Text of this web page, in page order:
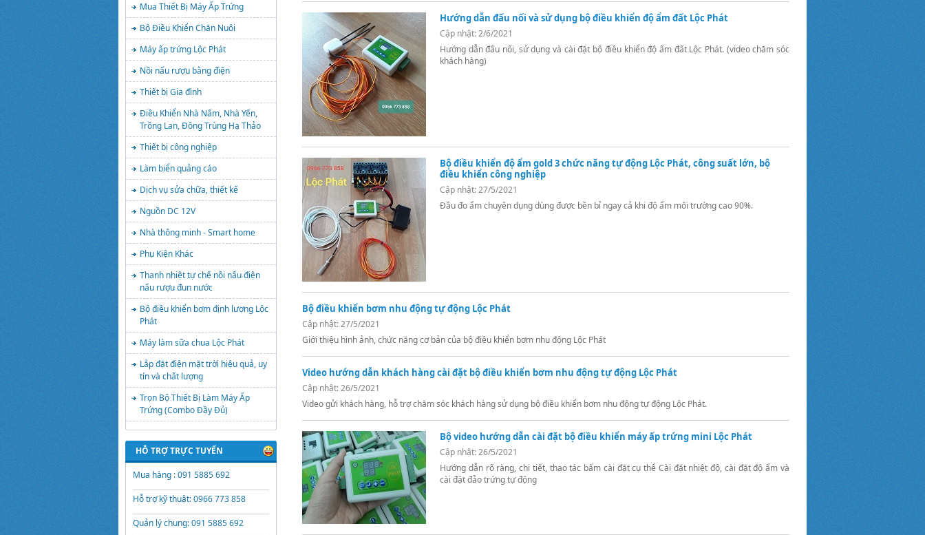
Hướng dẫn đấu nối và sử dụng bộ điều khiển độ ẩm đất Lộc Phát
Cập nhật: 2/6/2021
Hướng dẫn đấu nối, sử dụng và cài đặt bộ điều khiển độ ẩm đất Lộc Phát. (video chăm sóc
khách hàng)
Bộ điều khiển độ ẩm gold 3 chức năng tự động Lộc Phát, công suất lớn, bộ
điều khiển công nghiệp
Cập nhật: 27/5/2021
Đầu đo ẩm chuyên dụng dùng được bền bỉ ngay cả khi độ ẩm môi trường cao 90%.
Bộ điều khiển bơm nhu động tự động Lộc Phát
Cập nhật: 27/5/2021
Giới thiệu hình ảnh, chức năng cơ bản của bộ điều khiển bơm nhu động Lộc Phát
Video hướng dẫn khách hàng cài đặt bộ điều khiển bơm nhu động tự động Lộc Phát
Cập nhật: 26/5/2021
Video gửi khách hàng, hỗ trợ chăm sóc khách hàng sử dụng bộ điều khiển bơm nhu động tự động Lộc Phát.
Bộ video hướng dẫn cài đặt bộ điều khiển máy ấp trứng mini Lộc Phát
Cập nhật: 26/5/2021
Hướng dẫn rõ ràng, chi tiết, thao tác bấm cài đặt cụ thể Cài đặt nhiệt độ, cài đặt độ ẩm và
cài đặt đảo trứng tự động
Mua Thiết Bị Máy Ấp Trứng
Bộ Điều Khiển Chăn Nuôi
Máy ấp trứng Lộc Phát
Nồi nấu rượu bằng điện
Thiết bị Gia đình
Điều Khiển Nhà Nấm, Nhà Yến,
Trồng Lan, Đông Trùng Hạ Thảo
Thiết bị công nghiệp
Làm biển quảng cáo
Dịch vụ sửa chữa, thiết kế
Nguồn DC 12V
Nhà thông minh - Smart home
Phụ Kiện Khác
Thanh nhiệt tự chế nồi nấu điện
nấu rượu đun nước
Bộ điều khiển bơm định lượng Lộc
Phát
Máy làm sữa chua Lộc Phát
Lắp đặt điện mặt trời hiệu quả, uy
tín và chất lượng
Trọn Bộ Thiết Bị Làm Máy Ấp
Trứng (Combo Đầy Đủ)
HỖ TRỢ TRỰC TUYẾN
Mua hàng : 091 5885 692
Hỗ trợ kỹ thuật: 0966 773 858
Quản lý chung: 091 5885 692